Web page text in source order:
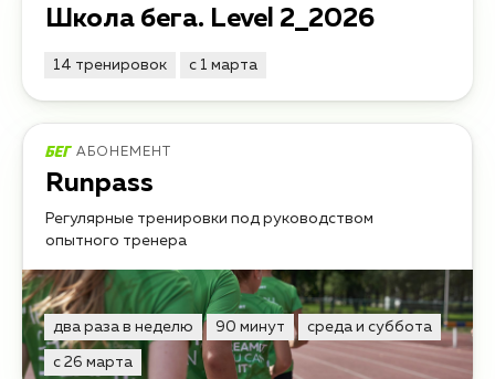
Школа бега. Level 2_2026
14 тренировок с 1 марта
АБОНЕМЕНТ
Runpass
Регулярные тренировки под руководством
опытного тренера
два раза в неделю 90 минут среда и суббота
с 26 марта